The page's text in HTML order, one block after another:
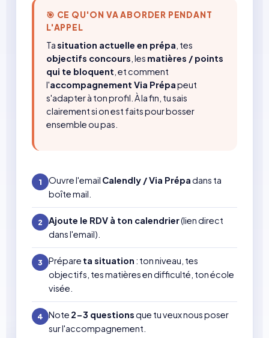
🎯 CE QU'ON VA ABORDER PENDANT
L'APPEL
Tasituation actuelle en prépa , tes
objectifs concours , les matières / points
qui te bloquent , et comment
l'accompagnement Via Prépapeut
s'adapter à ton profil. À la fin, tu sais
clairement si on est faits pour bosser
ensemble ou pas.
1 Ouvre l'email Calendly / Via Prépadans ta
boîte mail.
2 Ajoute le RDV à ton calendrier(lien direct
dans l'email).
3 Prépare ta situation : ton niveau, tes
objectifs, tes matières en difficulté, ton école
visée.
4 Note 2-3 questionsque tu veux nous poser
sur l'accompagnement.